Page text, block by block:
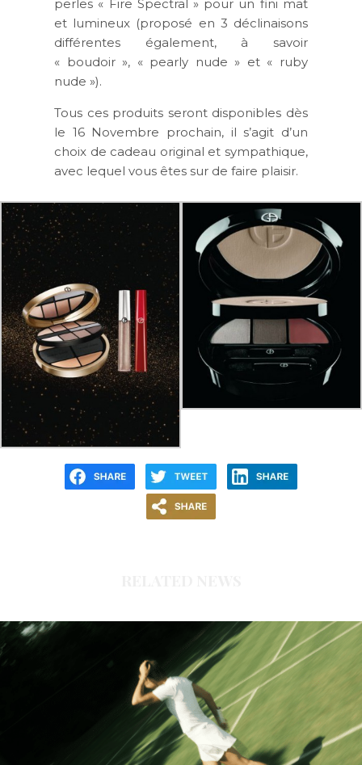
perles « Fire Spectral » pour un fini mat
et lumineux (proposé en 3 déclinaisons
différentes également, à savoir
« boudoir », « pearly nude » et « ruby
nude »).
Tous ces produits seront disponibles dès
le 16 Novembre prochain, il s’agit d’un
choix de cadeau original et sympathique,
avec lequel vous êtes sur de faire plaisir.